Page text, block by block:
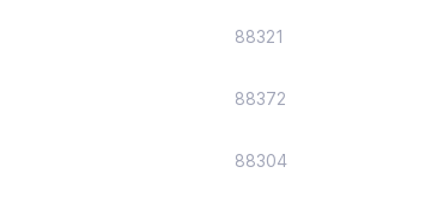
88321
88372
88304